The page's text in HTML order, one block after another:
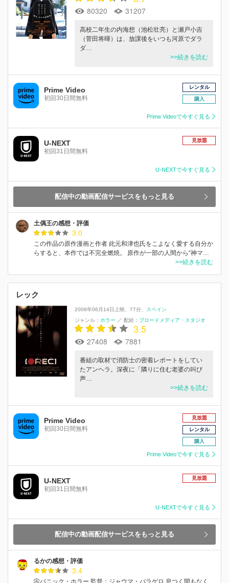
80320 31207
高校二年生の内海想（池松壮亮）と瀬戸小吉
（菅田将暉）は、放課後をいつも河原でダラ
ダ…
>>続きを読む
Prime Video
初回30日間無料
レンタル
購入
Prime Videoで今すぐ見る
U-NEXT
初回31日間無料
見放題
U-NEXTで今すぐ見る
配信中の動画配信サービスをもっと見る
土偶王の感想・評価
3.0
この作品の原作漫画と作者 此元和津也氏をこよなく愛する自分か
らすると、本作では不完全燃焼。 原作が一部の人間から“神マ…
>>続きを読む
レック
2008年06月14日上映 77分
スペイン
ジャンル： ホラー ／ 配給： ブロードメディア・スタジオ
3.5
27408 7881
番組の取材で消防士の密着レポートをしてい
たアンヘラ。深夜に「隣りに住む老婆の叫び
声…
>>続きを読む
Prime Video
初回30日間無料
見放題
レンタル
購入
Prime Videoで今すぐ見る
U-NEXT
初回31日間無料
見放題
U-NEXTで今すぐ見る
配信中の動画配信サービスをもっと見る
るかの感想・評価
3.4
📀パニック・ホラー 監督：ジャウマ・バラゲロ 息つく間もなく